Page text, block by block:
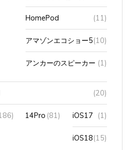
HomePod (11)
アマゾンエコショー5(10)
アンカーのスピーカー (1)
(20)
14Pro(81) iOS17 (1)
iOS18(15)